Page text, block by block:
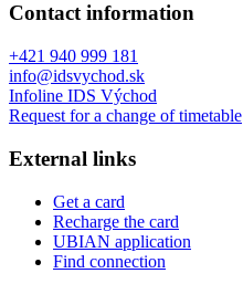
Contact information
+421 940 999 181
info@idsvychod.sk
Infoline IDS Východ
Request for a change of timetable
External links
Get a card
Recharge the card
UBIAN application
Find connection